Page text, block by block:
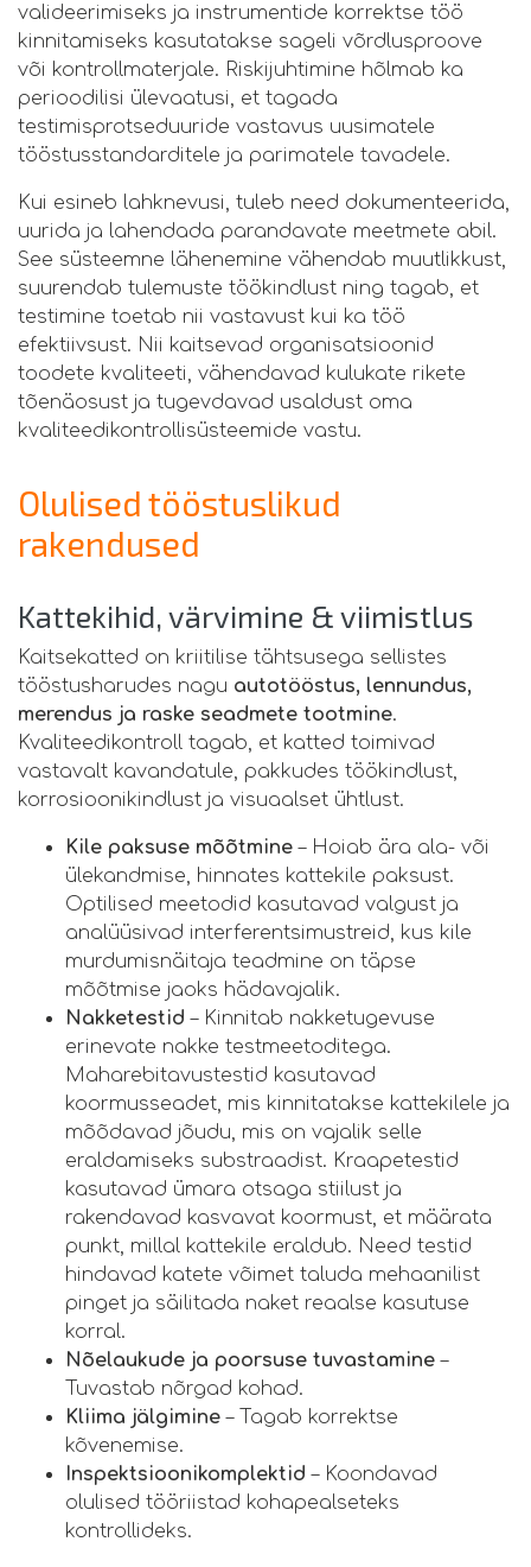
valideerimiseks ja instrumentide korrektse töö
kinnitamiseks kasutatakse sageli võrdlusproove
või kontrollmaterjale. Riskijuhtimine hõlmab ka
perioodilisi ülevaatusi, et tagada
testimisprotseduuride vastavus uusimatele
tööstusstandarditele ja parimatele tavadele.
Kui esineb lahknevusi, tuleb need dokumenteerida,
uurida ja lahendada parandavate meetmete abil.
See süsteemne lähenemine vähendab muutlikkust,
suurendab tulemuste töökindlust ning tagab, et
testimine toetab nii vastavust kui ka töö
efektiivsust. Nii kaitsevad organisatsioonid
toodete kvaliteeti, vähendavad kulukate rikete
tõenäosust ja tugevdavad usaldust oma
kvaliteedikontrollisüsteemide vastu.
Olulised tööstuslikud
rakendused
Kattekihid, värvimine & viimistlus
Kaitsekatted on kriitilise tähtsusega sellistes
tööstusharudes nagu autotööstus, lennundus,
merendus ja raske seadmete tootmine.
Kvaliteedikontroll tagab, et katted toimivad
vastavalt kavandatule, pakkudes töökindlust,
korrosioonikindlust ja visuaalset ühtlust.
Kile paksuse mõõtmine – Hoiab ära ala- või
ülekandmise, hinnates kattekile paksust.
Optilised meetodid kasutavad valgust ja
analüüsivad interferentsimustreid, kus kile
murdumisnäitaja teadmine on täpse
mõõtmise jaoks hädavajalik.
Nakketestid – Kinnitab nakketugevuse
erinevate nakke testmeetoditega.
Maharebitavustestid kasutavad
koormusseadet, mis kinnitatakse kattekilele ja
mõõdavad jõudu, mis on vajalik selle
eraldamiseks substraadist. Kraapetestid
kasutavad ümara otsaga stiilust ja
rakendavad kasvavat koormust, et määrata
punkt, millal kattekile eraldub. Need testid
hindavad katete võimet taluda mehaanilist
pinget ja säilitada naket reaalse kasutuse
korral.
Nõelaukude ja poorsuse tuvastamine –
Tuvastab nõrgad kohad.
Kliima jälgimine – Tagab korrektse
kõvenemise.
Inspektsioonikomplektid – Koondavad
olulised tööriistad kohapealseteks
kontrollideks.